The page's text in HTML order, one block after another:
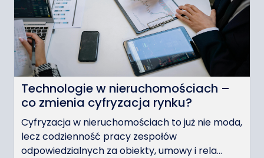
Technologie w nieruchomościach –
co zmienia cyfryzacja rynku?
Cyfryzacja w nieruchomościach to już nie moda,
lecz codzienność pracy zespołów
odpowiedzialnych za obiekty, umowy i rela...